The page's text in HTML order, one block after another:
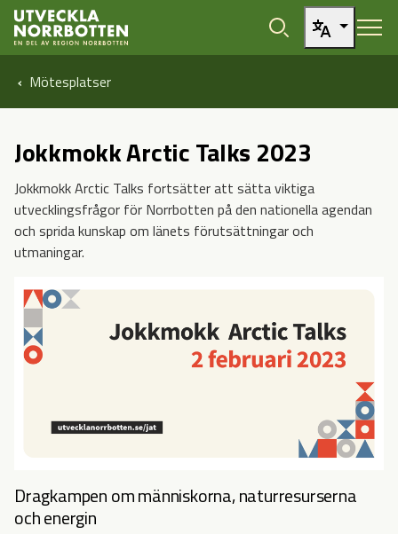
Öppna sidans huvudnavigering
Hoppa till sidans innehåll
Hoppa direkt till artikel
Mötesplatser
Jokkmokk Arctic Talks 2023
Jokkmokk Arctic Talks fortsätter att sätta viktiga
utvecklingsfrågor för Norrbotten på den nationella agendan
och sprida kunskap om länets förutsättningar och
utmaningar.
Dragkampen om människorna, naturresurserna
och energin